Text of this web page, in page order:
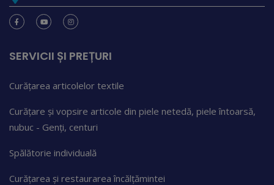
SERVICII ȘI PREȚURI
Curățarea articolelor textile
Curățare și vopsire articole din piele netedă, piele întoarsă,
nubuc - Genți, centuri
Spălătorie individuală
Curățarea și restaurarea încălțămintei